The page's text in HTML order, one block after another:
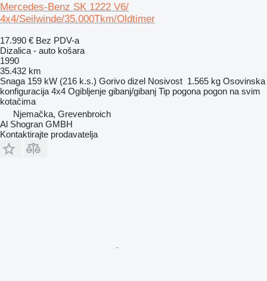
Mercedes-Benz SK 1222 V6/
4x4/Seilwinde/35.000Tkm/Oldtimer
17.990 € Bez PDV-a
Dizalica - auto košara
1990
35.432 km
Snaga 159 kW (216 k.s.) Gorivo dizel Nosivost 1.565 kg Osovinska
konfiguracija 4x4 Ogibljenje gibanj/gibanj Tip pogona pogon na svim
kotačima
Njemačka, Grevenbroich
Al Shogran GMBH
Kontaktirajte prodavatelja